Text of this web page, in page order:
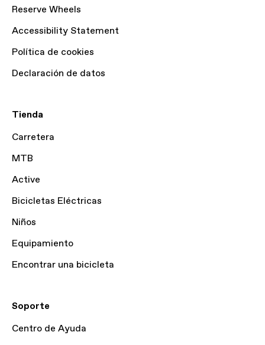
Reserve Wheels
Accessibility Statement
Política de cookies
Declaración de datos
Tienda
Carretera
MTB
Active
Bicicletas Eléctricas
Niños
Equipamiento
Encontrar una bicicleta
Soporte
Centro de Ayuda